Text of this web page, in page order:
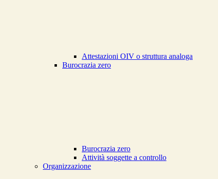
Attestazioni OIV o struttura analoga
Burocrazia zero
Burocrazia zero
Attività soggette a controllo
Organizzazione